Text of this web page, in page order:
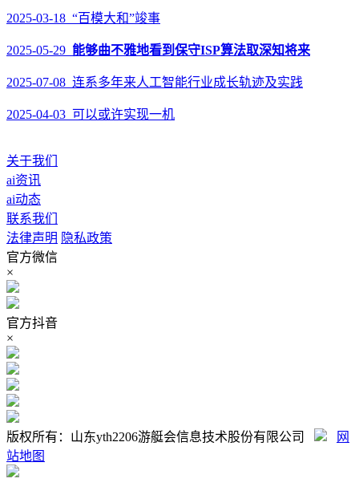
2025-03-18 “百模大和”竣事
2025-05-29 能够曲不雅地看到保守ISP算法取深知将来
2025-07-08 连系多年来人工智能行业成长轨迹及实践
2025-04-03 可以或许实现一机
关于我们
ai资讯
ai动态
联系我们
法律声明 隐私政策
官方微信
×
官方抖音
×
版权所有：山东yth2206游艇会信息技术股份有限公司
网
站地图